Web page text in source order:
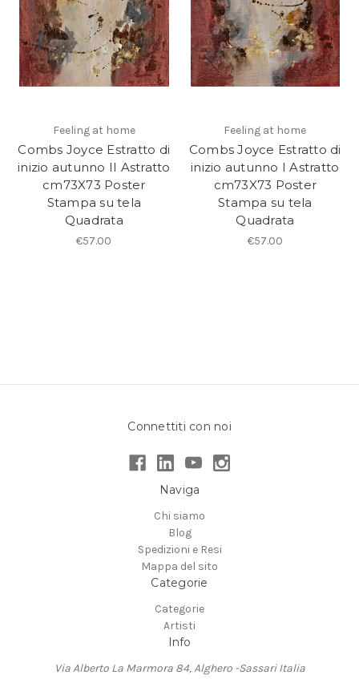
Feeling at home
Combs Joyce Estratto di
inizio autunno II Astratto
cm73X73 Poster
Stampa su tela
Quadrata
€57.00
Feeling at home
Combs Joyce Estratto di
inizio autunno I Astratto
cm73X73 Poster
Stampa su tela
Quadrata
€57.00
Connettiti con noi
Naviga
Chi siamo
Blog
Spedizioni e Resi
Mappa del sito
Categorie
Categorie
Artisti
Info
Via Alberto La Marmora 84, Alghero -Sassari Italia